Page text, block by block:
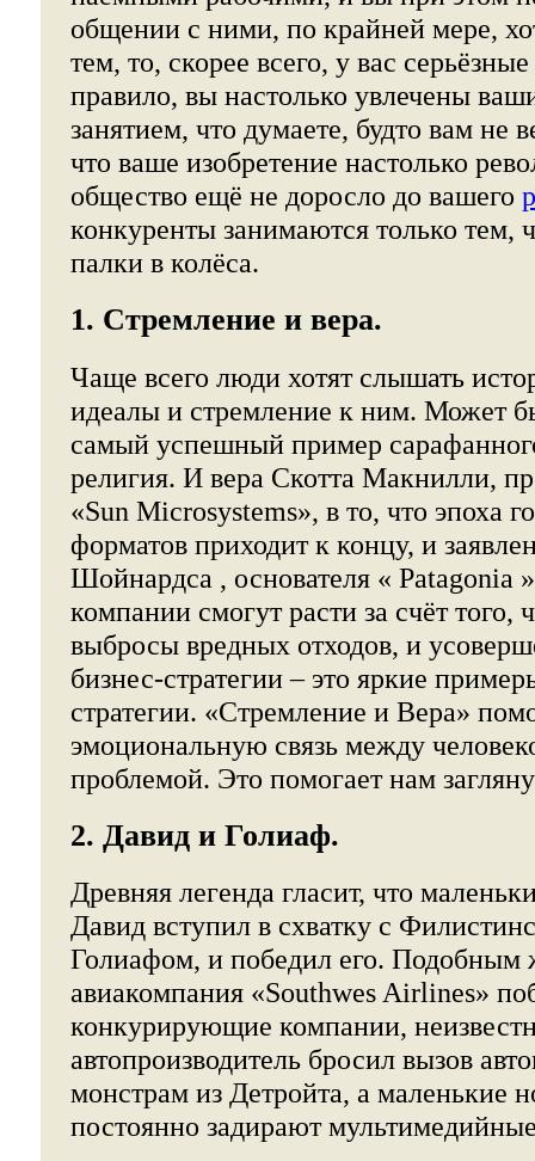
общении с ними, по крайней мере,
тем, то, скорее всего, у вас
правило, вы настолько увлечены
занятием, что думаете, будто вам не
что ваше изобретение настолько
общество ещё не доросло до вашего
конкуренты занимаются только тем,
палки в колёса.
1. Стремление и вера.
Чаще всего люди хотят слышать
идеалы и стремление к ним. Может
самый успешный пример
религия. И вера Скотта Макнилли,
«Sun Microsystems», в то, что эпоха
форматов приходит к концу, и
Шойнардса , основателя « Patagonia
компании смогут расти за счёт того,
выбросы вредных отходов, и
бизнес-стратегии – это яркие
стратегии. «Стремление и Вера»
эмоциональную связь между
проблемой. Это помогает нам
2. Давид и Голиаф.
Древняя легенда гласит, что
Давид вступил в схватку с
Голиафом, и победил его. Подобным
авиакомпания «Southwes Airlines»
конкурирующие компании,
автопроизводитель бросил вызов
монстрам из Детройта, а маленькие
постоянно задирают